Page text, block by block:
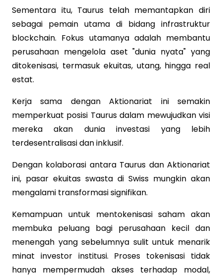
Sementara itu, Taurus telah memantapkan diri
sebagai pemain utama di bidang infrastruktur
blockchain. Fokus utamanya adalah membantu
perusahaan mengelola aset "dunia nyata" yang
ditokenisasi, termasuk ekuitas, utang, hingga real
estat.
Kerja sama dengan Aktionariat ini semakin
memperkuat posisi Taurus dalam mewujudkan visi
mereka akan dunia investasi yang lebih
terdesentralisasi dan inklusif.
Dengan kolaborasi antara Taurus dan Aktionariat
ini, pasar ekuitas swasta di Swiss mungkin akan
mengalami transformasi signifikan.
Kemampuan untuk mentokenisasi saham akan
membuka peluang bagi perusahaan kecil dan
menengah yang sebelumnya sulit untuk menarik
minat investor institusi. Proses tokenisasi tidak
hanya mempermudah akses terhadap modal,